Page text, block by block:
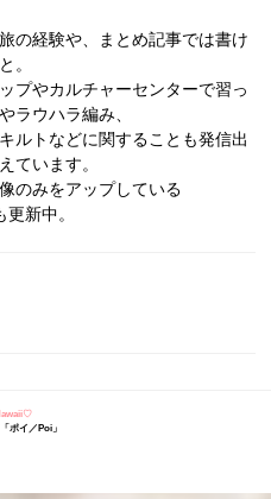
の経験や、まとめ記事では書け
。
プやカルチャーセンターで習っ
ラウハラ編み、
ルトなどに関することも発信出
ています。
のみをアップしている
更新中。
ポイ／Poi」